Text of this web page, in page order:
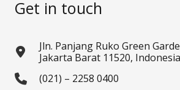
Get in touch
Jln. Panjang Ruko Green
Jakarta Barat 11520, Indonesia
(021) – 2258 0400